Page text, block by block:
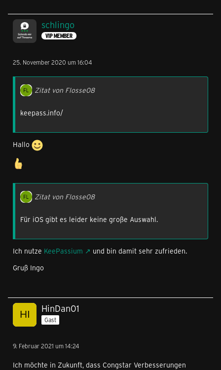
schlingo
VIP MEMBER
25. November 2020 um 16:04
Zitat von Flosse08
keepass.info/
Hallo
Zitat von Flosse08
Für iOS gibt es leider keine große Auswahl.
Ich nutze ‎KeePassium
und bin damit sehr zufrieden.
Gruß Ingo
HinDan01
Gast
9. Februar 2021 um 14:24
‪Ich möchte in Zukunft, dass Congstar Verbesserungen